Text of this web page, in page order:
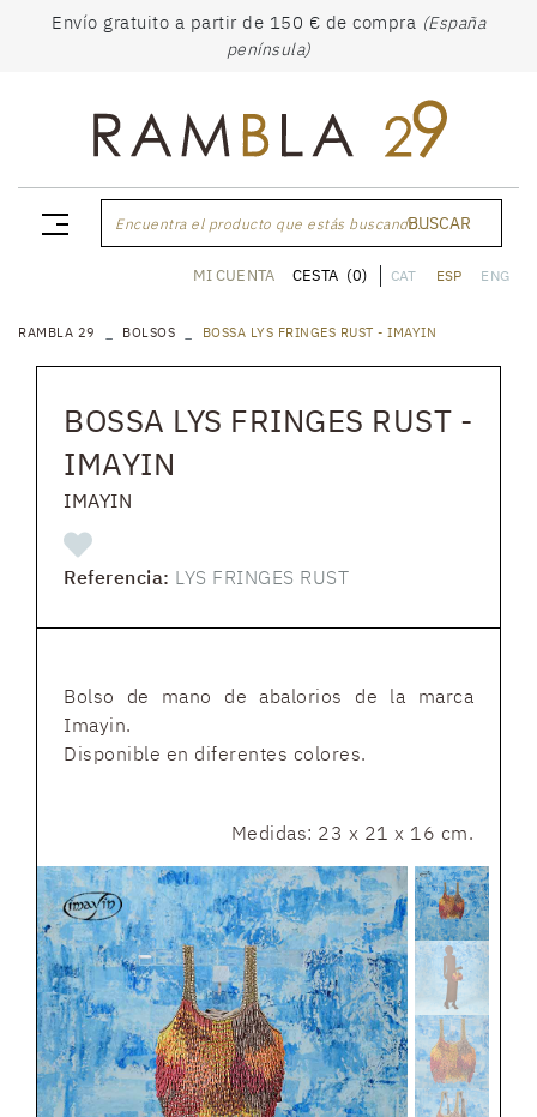
Envío gratuito a partir de 150 € de compra (España
península)
Encuentra el producto que estás buscando...BUSCAR
CAT ESP ENG
MI CUENTA CESTA (0)
RAMBLA 29 BOLSOS BOSSA LYS FRINGES RUST - IMAYIN
BOSSA LYS FRINGES RUST -
IMAYIN
IMAYIN
Referencia: LYS FRINGES RUST
Bolso de mano de abalorios de la marca
Imayin.
Disponible en diferentes colores.
Medidas: 23 x 21 x 16 cm.